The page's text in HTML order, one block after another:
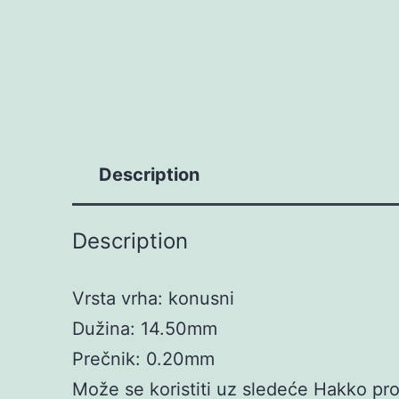
Description
Description
Vrsta vrha: konusni
Dužina: 14.50mm
Prečnik: 0.20mm
Može se koristiti uz sledeće Hakko